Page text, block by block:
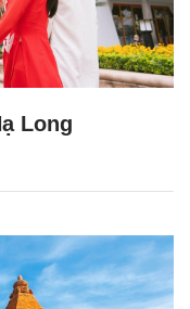
Long